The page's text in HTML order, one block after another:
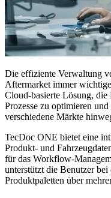
Die effiziente Verwaltung
Aftermarket immer
Cloud-basierte Lösung,
Prozesse zu optimieren
verschiedene Märkte
TecDoc ONE bietet eine
Produkt- und
für das Workflow-
unterstützt die Benutzer
Produktpaletten über